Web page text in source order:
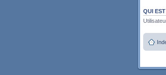
QUI